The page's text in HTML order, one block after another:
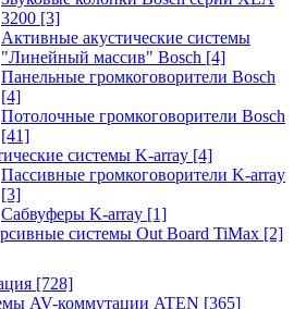
3200 [3]
Активные акустические системы
"Линейный массив" Bosch [4]
Панельные громкоговорители Bosch
[4]
Потолочные громкоговорители Bosch
[41]
системы K-array [4]
Пассивные громкоговорители K-array
[3]
Сабвуферы K-array [1]
системы Out Board TiMax [2]
[728]
AV-коммутации ATEN [365]